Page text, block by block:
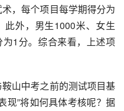
，每个项目每学期得分为
外，男生1000米、女生
1分。综合来看，上述项
山中考之前的测试项目基
现”将如何具体考核呢？据